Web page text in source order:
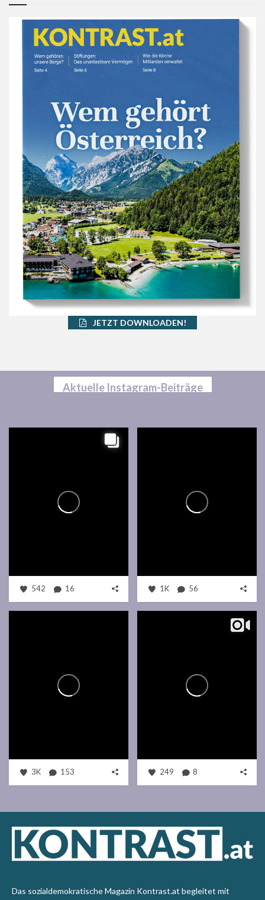
JETZT DOWNLOADEN!
Aktuelle Instagram-Beiträge
542 16 1K 56
3K 153 249 8
Das sozialdemokratische Magazin Kontrast.at begleitet mit